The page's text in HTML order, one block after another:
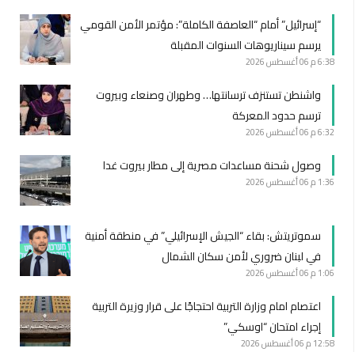
“إسرائيل” أمام “العاصفة الكاملة”: مؤتمر الأمن القومي
يرسم سيناريوهات السنوات المقبلة
6:38 م 06 أغسطس 2026
واشنطن تستنزف ترسانتها… وطهران وصنعاء وبيروت
ترسم حدود المعركة
6:32 م 06 أغسطس 2026
وصول شحنة مساعدات مصرية إلى مطار بيروت غدا
1:36 م 06 أغسطس 2026
سموتريتش: بقاء “الجيش الإسرائيلي” في منطقة أمنية
في لبنان ضروري لأمن سكان الشمال
1:06 م 06 أغسطس 2026
اعتصام امام وزارة التربية احتجاجًا على قرار وزيرة التربية
إجراء امتحان “اوسكي”
12:58 م 06 أغسطس 2026